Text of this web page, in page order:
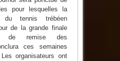
pour lesquelles la
du tennis trébéen
de la grande finale
de remise des
ces semaines
Les organisateurs ont